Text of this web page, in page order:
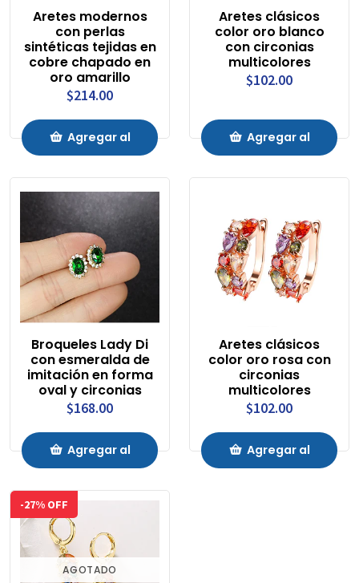
Aretes modernos
con perlas
sintéticas tejidas en
cobre chapado en
oro amarillo
$214.00
Agregar al
Aretes clásicos
color oro blanco
con circonias
multicolores
$102.00
Agregar al
Broqueles Lady Di
con esmeralda de
imitación en forma
oval y circonias
$168.00
Agregar al
Aretes clásicos
color oro rosa con
circonias
multicolores
$102.00
Agregar al
-27% OFF
AGOTADO